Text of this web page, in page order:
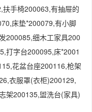
手椅200063,有抽屉的
床垫*200079,有小脚
200085,细木工家具200
打字台200095,床*2001
花盆台座200116,枪架
衣服罩(衣柜)200129,
架200135,盥洗台(家具)